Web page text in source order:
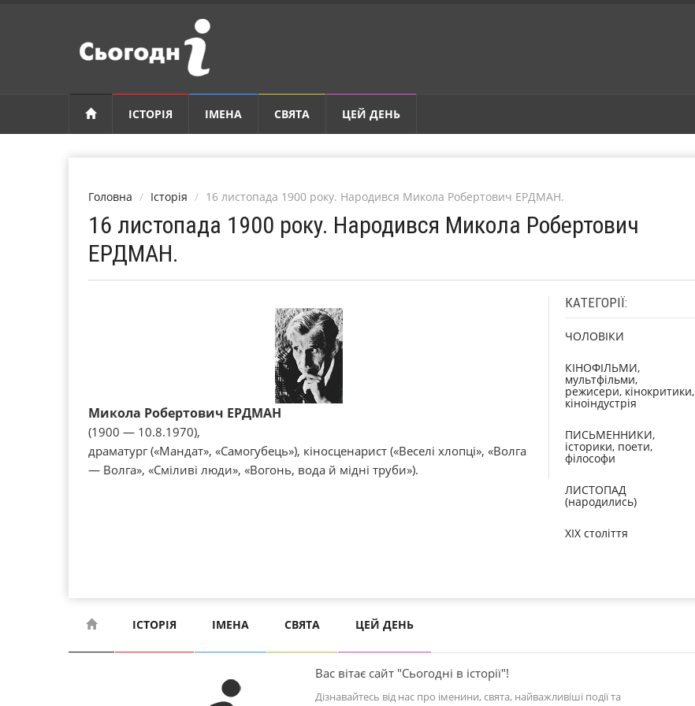
ІСТОРІЯ ІМЕНА СВЯТА ЦЕЙ ДЕНЬ
Головна Історія 16 листопада 1900 року. Народився Микола Робертович ЕРДМАН.
16 листопада 1900 року. Народився Микола Робертович
ЕРДМАН.
Микола Робертович ЕРДМАН
(1900 — 10.8.1970),
драматург («Мандат», «Самогубець»), кіносценарист («Веселі хлопці», «Волга
— Волга», «Сміливі люди», «Вогонь, вода й мідні труби»).
КАТЕГОРІЇ:
ЧОЛОВІКИ
КІНОФІЛЬМИ,
мультфільми,
режисери, кінокритики,
кіноіндустрія
ПИСЬМЕННИКИ,
історики, поети,
філософи
ЛИСТОПАД
(народились)
XIX століття
ІСТОРІЯ ІМЕНА СВЯТА ЦЕЙ ДЕНЬ
Вас вітає сайт "Сьогодні в історії"!
Дізнавайтесь від нас про іменини, свята, найважливіші події та